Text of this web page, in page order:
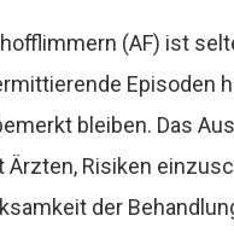
(AF) ist
Episoden
bleiben. Das
Ärzten, Risiken
der